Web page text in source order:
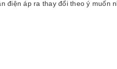
điện áp ra thay đổi theo ý muốn